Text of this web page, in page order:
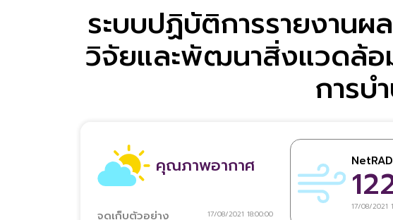
ระบบปฏิบัติการรายงานผ
วิจัยและพัฒนาสิ่งแวดล้อ
การบ
คุณภาพอากาศ
จุดเก็บตัวอย่าง 17/08/2021 18:00:00
17/08/2021